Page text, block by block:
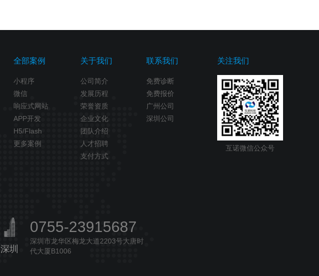
全部案例
小程序
微信
响应式网站
APP开发
H5/Flash
更多案例
关于我们
公司简介
发展历程
荣誉资质
企业文化
团队介绍
人才招聘
支付方式
联系我们
免费诊断
免费报价
广州公司
深圳公司
关注我们
互诺微信公众号
深圳
0755-23915687
深圳市龙华区梅龙大道2203号大唐时
代大厦B1006